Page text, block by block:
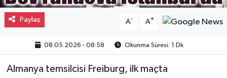
Paylaş A- A+
08.05.2026 - 08:58 Okunma Süresi: 1 Dk
Almanya temsilcisi Freiburg, ilk maçta